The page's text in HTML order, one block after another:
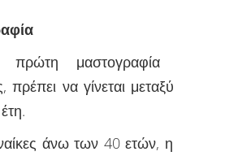
μαστογραφία
πρέπει να γίνεται μεταξύ
άνω των 40 ετών, η